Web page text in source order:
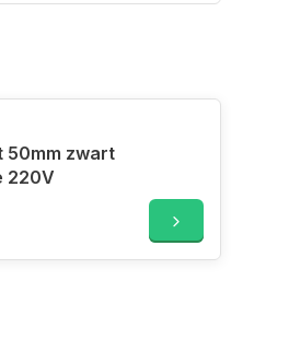
50mm zwart
220V